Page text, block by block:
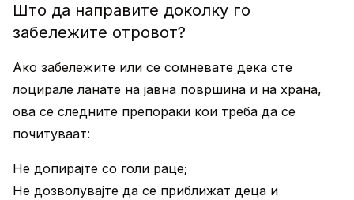
Што да направите доколку го
забележите отровот?
Ако забележите или се сомневате дека сте
лоцирале ланате на јавна површина и на храна,
ова се следните препораки кои треба да се
почитуваат:
Не допирајте со голи раце;
Не дозволувајте да се приближат деца и